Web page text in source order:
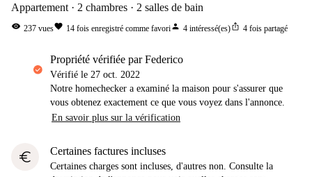
Appartement 2 chambres 2 salles de bain
visibility 237 vuesfavorite 14 fois enregistré comme favoriperson 4 intéressé(es)ios_share 4 fois partagé
propriété vérifiée par Federico
Vérifié le 27 oct. 2022
Notre homechecker a examiné la maison pour s'assurer que
vous obtenez exactement ce que vous voyez dans l'annonce.
En savoir plus sur la vérification
euro Certaines factures incluses
Certaines charges sont incluses, d'autres non. Consulte la